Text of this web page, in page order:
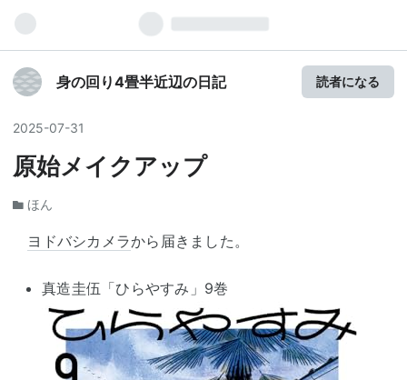
身の回り4畳半近辺の日記 読者になる
2025-07-31
原始メイクアップ
ほん
ヨドバシカメラから届きました。
真造圭伍「ひらやすみ」9巻